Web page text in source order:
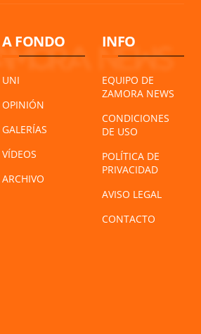
A FONDO
UNI
OPINIÓN
GALERÍAS
VÍDEOS
ARCHIVO
INFO
EQUIPO DE
ZAMORA NEWS
CONDICIONES
DE USO
POLÍTICA DE
PRIVACIDAD
AVISO LEGAL
CONTACTO